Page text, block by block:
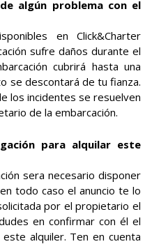
algún problema con el
en Click&Charter
sufre daños durante el
cubrirá hasta una
se descontará de tu fianza.
los incidentes se resuelven
de la embarcación.
para alquilar este
sera necesario disponer
todo caso el anuncio te lo
por el propietario el
en confirmar con él el
alquiler. Ten en cuenta